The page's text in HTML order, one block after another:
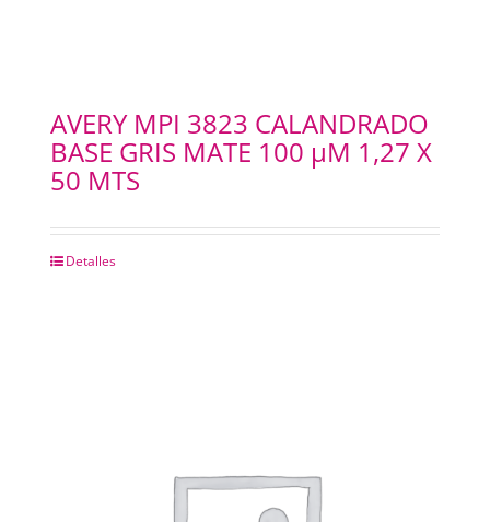
AVERY MPI 3823 CALANDRADO
BASE GRIS MATE 100 µM 1,27 X
50 MTS
Detalles